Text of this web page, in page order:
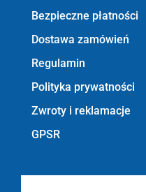
Bezpieczne płatności
Dostawa zamówień
Regulamin
Polityka prywatności
Zwroty i reklamacje
GPSR